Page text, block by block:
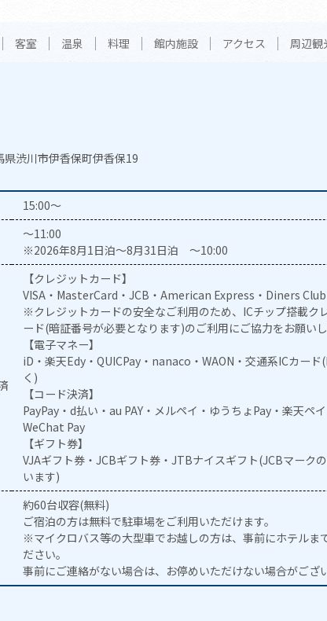
客室 温泉 料理 館内施設 アクセス 周辺観
渋川市伊香保町伊香保19
15:00～
～11:00
※2026年8月1日泊～8月31日泊 ～10:00
【クレジットカード】
VISA・MasterCard・JCB・American Express・Diners
※クレジットカードの安全なご利用のため、ICチップ搭載ク
ード(暗証番号が必要となります)のご利用にご協力をお願いし
【電子マネー】
iD・楽天Edy・QUICPay・nanaco・WAON・交通系ICカード
く)
【コード決済】
PayPay・d払い・au PAY・メルペイ・ゆうちょPay・楽天ペ
WeChat Pay
【ギフト券】
VJAギフト券・JCBギフト券・JTBナイスギフト(JCBマーク
います)
約60台収容(無料)
ご宿泊の方は無料で駐車場をご利用いただけます。
※マイクロバス等の大型車でお越しの方は、事前にホテルま
ださい。
事前にご連絡がない場合は、お停めいただけない場合がござい